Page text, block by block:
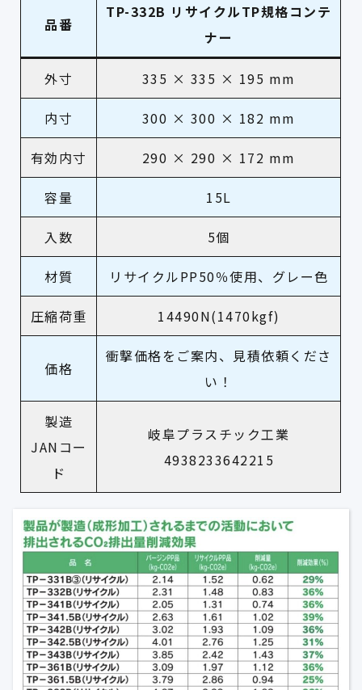
品番
TP-332B リサイクルTP規格コンテ
ナー
外寸 335 × 335 × 195 mm
内寸 300 × 300 × 182 mm
有効内寸 290 × 290 × 172 mm
容量 15L
入数 5個
材質 リサイクルPP50％使用、グレー色
圧縮荷重 14490N(1470kgf)
価格
衝撃価格をご案内、見積依頼くださ
い！
製造
JANコー
ド
岐阜プラスチック工業
4938233642215